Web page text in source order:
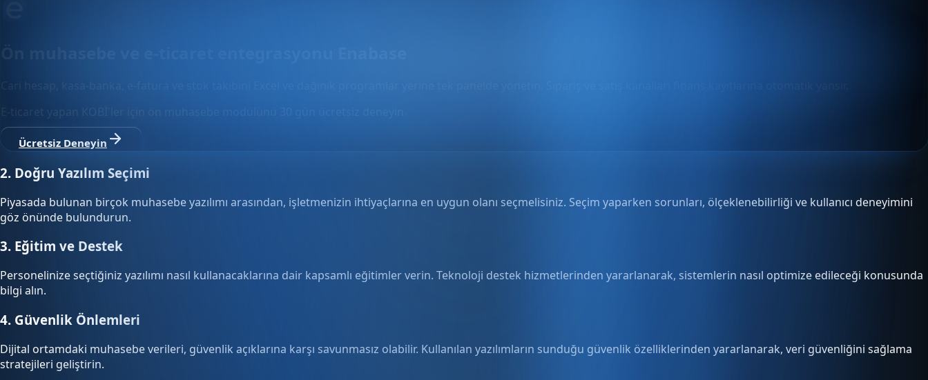
Ücretsiz Deneyin
2. Doğru Yazılım Seçimi
Piyasada bulunan birçok muhasebe yazılımı arasından, işletmenizin ihtiyaçlarına en uygun olanı seçmelisiniz. Seçim yaparken sorunları, ölçeklenebilirliği ve kullanıcı deneyimini
göz önünde bulundurun.
3. Eğitim ve Destek
Personelinize seçtiğiniz yazılımı nasıl kullanacaklarına dair kapsamlı eğitimler verin. Teknoloji destek hizmetlerinden yararlanarak, sistemlerin nasıl optimize edileceği konusunda
bilgi alın.
4. Güvenlik Önlemleri
Dijital ortamdaki muhasebe verileri, güvenlik açıklarına karşı savunmasız olabilir. Kullanılan yazılımların sunduğu güvenlik özelliklerinden yararlanarak, veri güvenliğini sağlama
stratejileri geliştirin.